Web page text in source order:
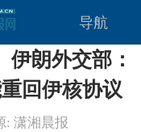
导航
朗外交部：
回伊核协议
: 潇湘晨报